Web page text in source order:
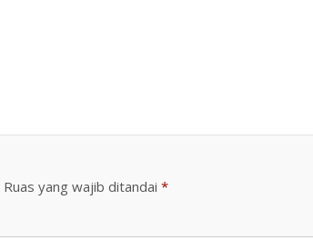
Ruas yang wajib ditandai *